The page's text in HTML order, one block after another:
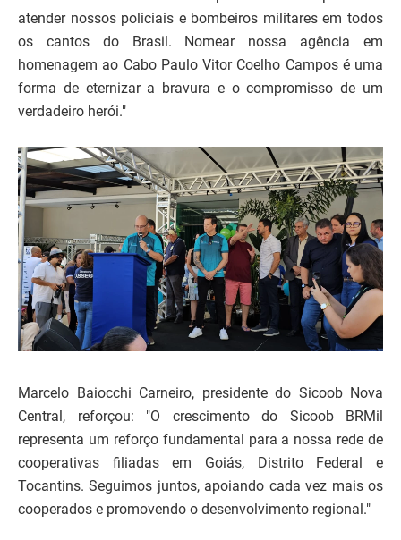
atender nossos policiais e bombeiros militares em todos
os cantos do Brasil. Nomear nossa agência em
homenagem ao Cabo Paulo Vitor Coelho Campos é uma
forma de eternizar a bravura e o compromisso de um
verdadeiro herói."
Marcelo Baiocchi Carneiro, presidente do Sicoob Nova
Central, reforçou: "O crescimento do Sicoob BRMil
representa um reforço fundamental para a nossa rede de
cooperativas filiadas em Goiás, Distrito Federal e
Tocantins. Seguimos juntos, apoiando cada vez mais os
cooperados e promovendo o desenvolvimento regional."